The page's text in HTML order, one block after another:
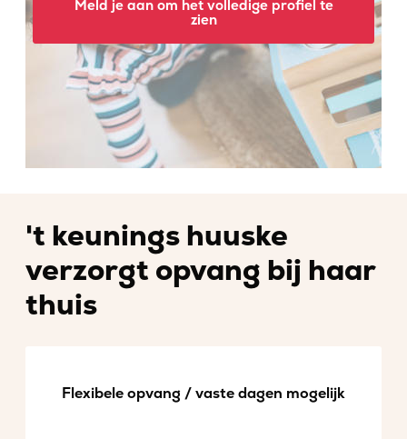
Meld je aan om het volledige profiel te
zien
't keunings huuske
verzorgt opvang bij haar
thuis
Flexibele opvang / vaste dagen mogelijk